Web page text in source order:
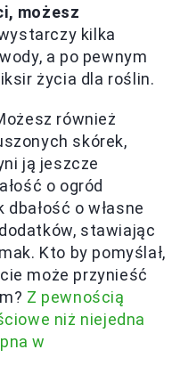
możesz
kilka
a po pewnym
życia dla roślin.
również
skórek,
ją jeszcze
o ogród
o własne
stawiając
Kto by pomyślał,
może przynieść
Z pewnością
niż niejedna
w